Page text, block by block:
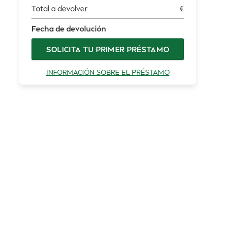
Total a devolver €
Fecha de devolución
SOLICITA TU PRIMER PRÉSTAMO
INFORMACIÓN SOBRE EL PRÉSTAMO